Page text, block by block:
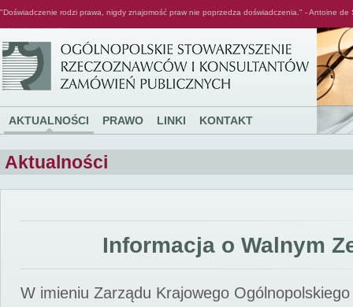
"Doświadczenie rodzi prawa, nigdy znajomość praw nie poprzedza doświadczenia." - Antoine de
AKTUALNOŚCI PRAWO LINKI KONTAKT
Aktualności
Informacja o Walnym
W imieniu Zarządu Krajowego